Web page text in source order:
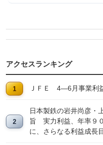
アクセスランキング
ＪＦＥ 4―6月事業利
日本製鉄の岩井尚彦・
旨 実力利益、年率９
に、さらなる利益成長